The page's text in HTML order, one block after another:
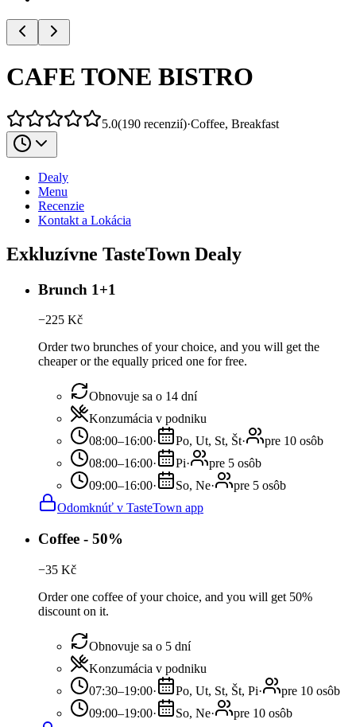
CAFE TONE BISTRO
5.0(190 recenzií)·Coffee, Breakfast
Dealy
Menu
Recenzie
Kontakt a Lokácia
Exkluzívne TasteTown Dealy
Brunch 1+1
−225 Kč
Order two brunches of your choice, and you will get the
cheaper or the equally priced one for free.
Obnovuje sa o 14 dní
Konzumácia v podniku
08:00–16:00· Po, Ut, St, Št·
pre 10 osôb
08:00–16:00· Pi·
pre 5 osôb
09:00–16:00· So, Ne·
pre 5 osôb
Odomknúť v TasteTown app
Coffee - 50%
−35 Kč
Order one coffee of your choice, and you will get 50%
discount on it.
Obnovuje sa o 5 dní
Konzumácia v podniku
07:30–19:00· Po, Ut, St, Št, Pi·
pre 10 osôb
09:00–19:00· So, Ne·
pre 10 osôb